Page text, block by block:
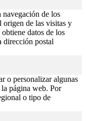
navegación de los
origen de las visitas y
datos de los
dirección postal
o personalizar algunas
la página web. Por
o tipo de